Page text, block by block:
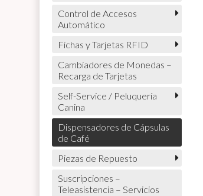
Control de Accesos
Automático
Fichas y Tarjetas RFID
Cambiadores de Monedas –
Recarga de Tarjetas
Self-Service / Peluquería
Canina
Dispensadores de Cápsulas
de Café
Piezas de Repuesto
Suscripciones –
Teleasistencia – Servicios